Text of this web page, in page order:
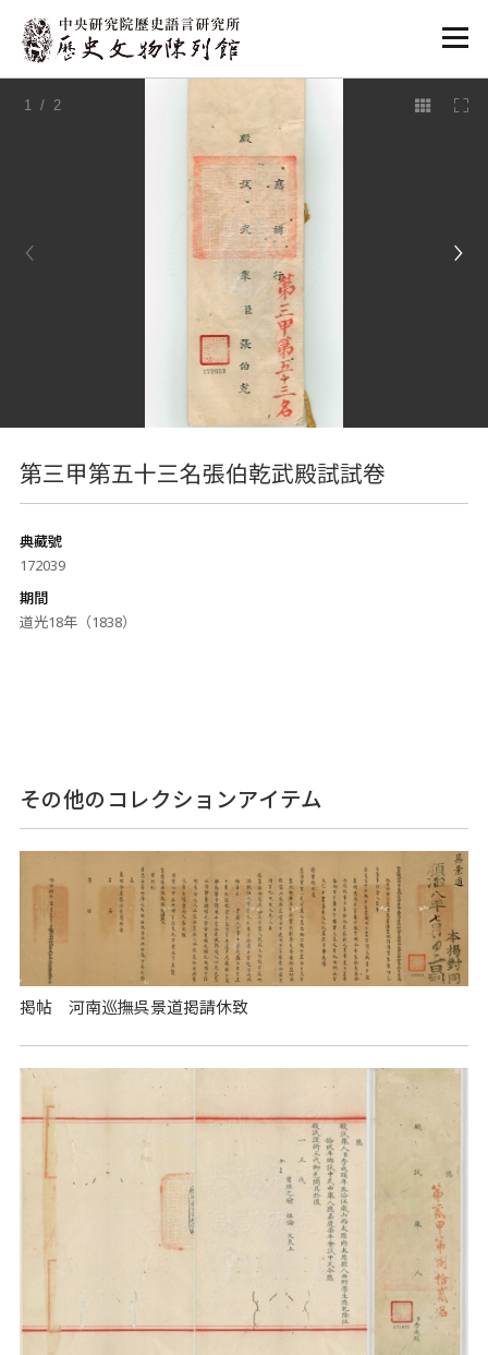
:::
1 / 2
第三甲第五十三名張伯乾武殿試試卷
典藏號
172039
期間
道光18年（1838）
その他のコレクションアイテム
掲帖 河南巡撫呉景道掲請休致